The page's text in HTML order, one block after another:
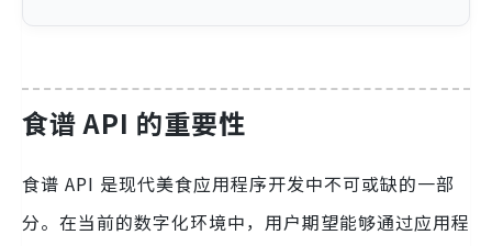
食谱 API 的重要性
食谱 API 是现代美食应用程序开发中不可或缺的一部
分。在当前的数字化环境中，用户期望能够通过应用程